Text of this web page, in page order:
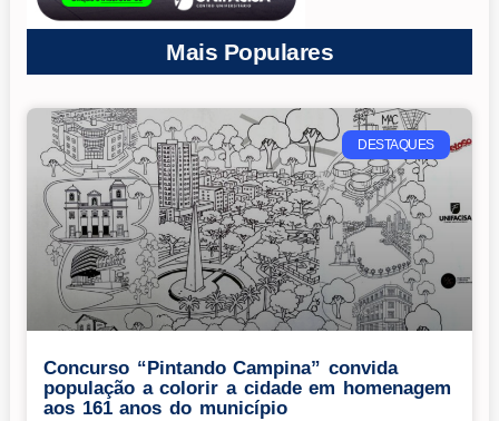
Mais Populares
DESTAQUES
Concurso “Pintando Campina” convida
população a colorir a cidade em homenagem
aos 161 anos do município